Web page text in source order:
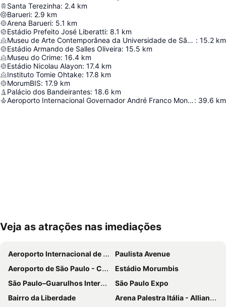
Santa Terezinha: 2.4 km
Barueri: 2.9 km
Arena Barueri: 5.1 km
Estádio Prefeito José Liberatti: 8.1 km
Museu de Arte Contemporânea da Universidade de São Paulo : 15.2 km
Estádio Armando de Salles Oliveira: 15.5 km
Museu do Crime: 16.4 km
Estádio Nicolau Alayon: 17.4 km
Instituto Tomie Ohtake: 17.8 km
MorumBIS: 17.9 km
Palácio dos Bandeirantes: 18.6 km
Aeroporto Internacional Governador André Franco Montoro: 39.6 km
Ampliar mapa
Veja as atrações nas imediações
Aeroporto Internacional de São Paulo - Guarulhos
Paulista Avenue
Aeroporto de São Paulo - Congonhas
Estádio Morumbis
São Paulo–Guarulhos International Airport
São Paulo Expo
Bairro da Liberdade
Arena Palestra Itália - Allianz Parque